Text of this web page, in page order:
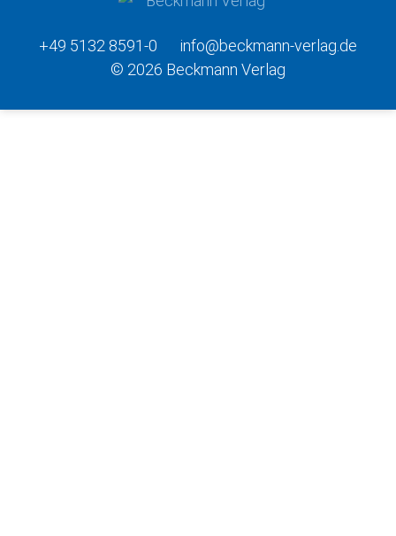
+49 5132 8591-0
info@beckmann-verlag.de
© 2026 Beckmann Verlag